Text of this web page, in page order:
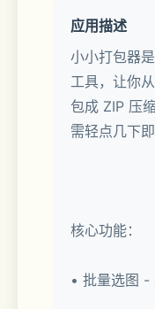
应用描述
小小打包器
工具，让你
包成 ZIP 压
需轻点几下即
核心功能：
• 批量选图 -